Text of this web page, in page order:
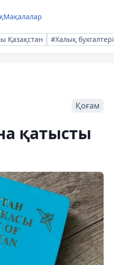
Мақалалар
Қазақстан #Халық бухгалтері
Қоғам
қатысты